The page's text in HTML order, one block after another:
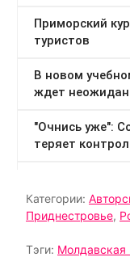
Категории:
Приднестровье,
Тэги: Молдавская